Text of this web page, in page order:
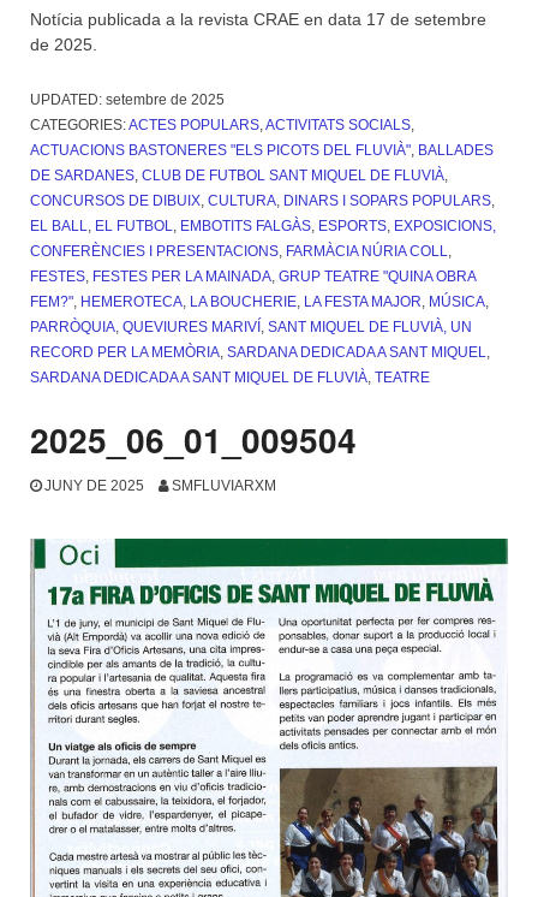
Notícia publicada a la revista CRAE en data 17 de setembre
de 2025.
UPDATED: setembre de 2025
CATEGORIES:ACTES POPULARS,ACTIVITATS SOCIALS,
ACTUACIONS BASTONERES "ELS PICOTS DEL FLUVIÀ", BALLADES
DE SARDANES, CLUB DE FUTBOL SANT MIQUEL DE FLUVIÀ,
CONCURSOS DE DIBUIX, CULTURA, DINARS I SOPARS POPULARS,
EL BALL, EL FUTBOL, EMBOTITS FALGÀS, ESPORTS, EXPOSICIONS,
CONFERÈNCIES I PRESENTACIONS, FARMÀCIA NÚRIA COLL,
FESTES, FESTES PER LA MAINADA, GRUP TEATRE "QUINA OBRA
FEM?", HEMEROTECA, LA BOUCHERIE, LA FESTA MAJOR, MÚSICA,
PARRÒQUIA, QUEVIURES MARIVÍ , SANT MIQUEL DE FLUVIÀ, UN
RECORD PER LA MEMÒRIA, SARDANA DEDICADA A SANT MIQUEL,
SARDANA DEDICADA A SANT MIQUEL DE FLUVIÀ, TEATRE
2025_06_01_009504
JUNY DE 2025 SMFLUVIARXM